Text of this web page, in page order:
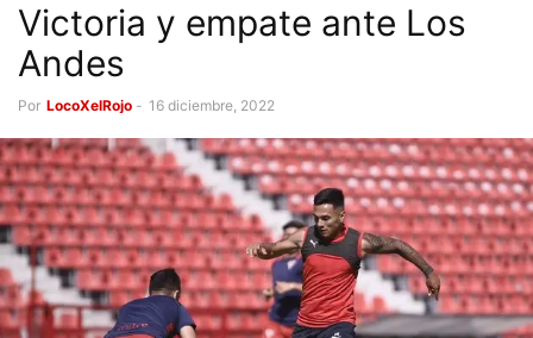
Victoria y empate ante Los
Andes
Por LocoXelRojo - 16 diciembre, 2022